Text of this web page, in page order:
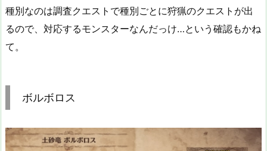
種別なのは調査クエストで種別ごとに狩猟のクエストが出
るので、対応するモンスターなんだっけ…という確認もかね
て。
ボルボロス